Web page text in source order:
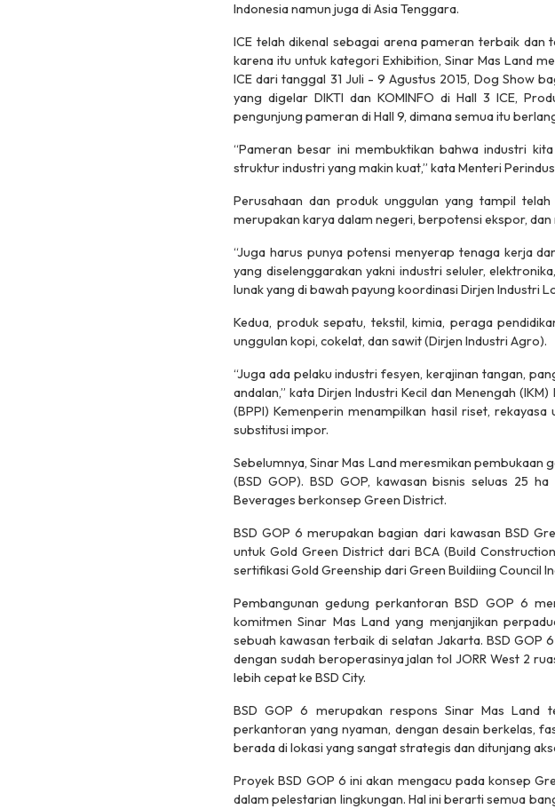
Indonesia namun juga di Asia Tenggara.
ICE telah dikenal sebagai arena pameran terbaik dan
karena itu untuk kategori Exhibition, Sinar Mas Land
ICE dari tanggal 31 Juli - 9 Agustus 2015, Dog Show
yang digelar DIKTI dan KOMINFO di Hall 3 ICE,
pengunjung pameran di Hall 9, dimana semua itu
“Pameran besar ini membuktikan bahwa industri
struktur industri yang makin kuat,” kata Menteri
Perusahaan dan produk unggulan yang tampil
merupakan karya dalam negeri, berpotensi ekspor,
“Juga harus punya potensi menyerap tenaga kerja
yang diselenggarakan yakni industri seluler,
lunak yang di bawah payung koordinasi Dirjen Industri
Kedua, produk sepatu, tekstil, kimia, peraga
unggulan kopi, cokelat, dan sawit (Dirjen Industri Agro).
“Juga ada pelaku industri fesyen, kerajinan tangan,
andalan,” kata Dirjen Industri Kecil dan Menengah
(BPPI) Kemenperin menampilkan hasil riset,
substitusi impor.
Sebelumnya, Sinar Mas Land meresmikan pembukaan
(BSD GOP). BSD GOP, kawasan bisnis seluas 25
Beverages berkonsep Green District.
BSD GOP 6 merupakan bagian dari kawasan BSD
untuk Gold Green District dari BCA (Build
sertifikasi Gold Greenship dari Green Buildiing Council
Pembangunan gedung perkantoran BSD GOP 6
komitmen Sinar Mas Land yang menjanjikan
sebuah kawasan terbaik di selatan Jakarta. BSD
dengan sudah beroperasinya jalan tol JORR West 2
lebih cepat ke BSD City.
BSD GOP 6 merupakan respons Sinar Mas Land
perkantoran yang nyaman, dengan desain berkelas,
berada di lokasi yang sangat strategis dan ditunjang
Proyek BSD GOP 6 ini akan mengacu pada konsep
dalam pelestarian lingkungan. Hal ini berarti semua